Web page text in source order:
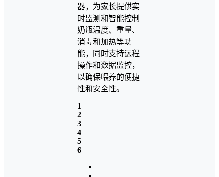
器，为家长提供实
时监测和智能控制
奶瓶温度、重量、
消毒和加热等功
能，同时支持远程
操作和数据监控，
以确保喂养的便捷
性和安全性。
1
2
3
4
5
6